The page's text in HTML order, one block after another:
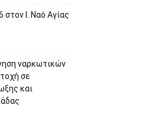
στον Ι. Ναό Αγίας
ναρκωτικών
σε
και